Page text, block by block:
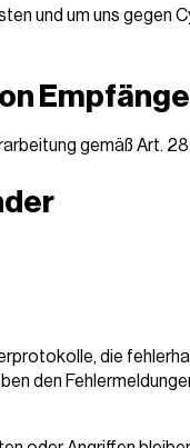
und um uns gegen
gemäß Art.
die
den